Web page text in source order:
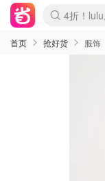
Boticinal
4折！
速领！
Zalando
首页 抢好货 服饰